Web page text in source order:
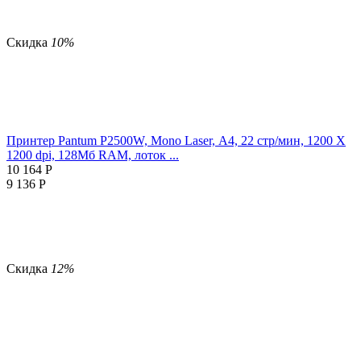
Скидка 10%
Принтер Pantum P2500W, Mono Laser, А4, 22 стр/мин, 1200 X
1200 dpi, 128Мб RAM, лоток ...
10 164 Р
9 136 Р
Скидка 12%